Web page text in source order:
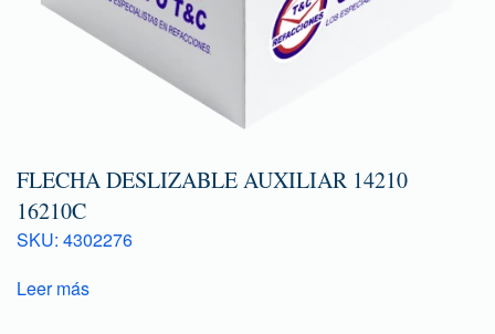
FLECHA DESLIZABLE AUXILIAR 14210
16210C
SKU: 4302276
Leer más